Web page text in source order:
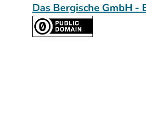
Das Bergische GmbH -